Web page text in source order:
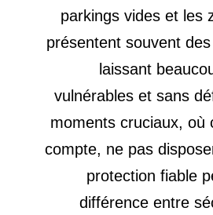
parkings vides et les
présentent souvent
laissant
vulnérables et sans
moments cruciaux, où
compte, ne pas
protection fiable
différence entre